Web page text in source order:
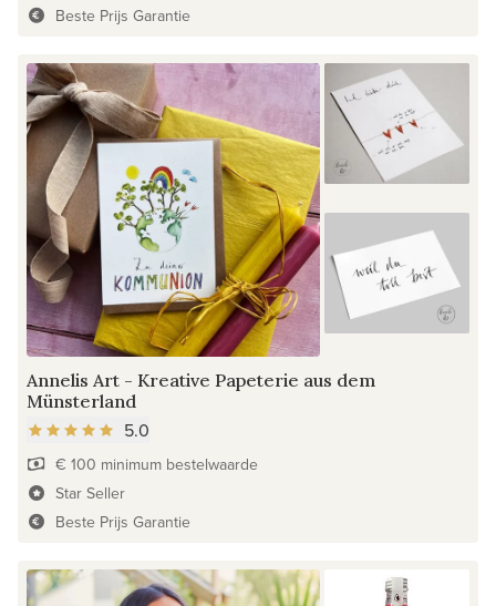
Beste Prijs Garantie
Annelis Art - Kreative Papeterie aus dem
Münsterland
5.0
€ 100 minimum bestelwaarde
Star Seller
Beste Prijs Garantie